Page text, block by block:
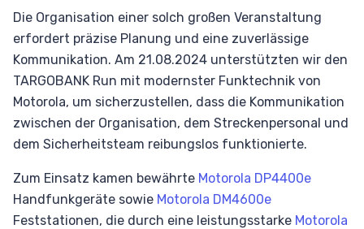
Die Organisation einer solch großen Veranstaltung
erfordert präzise Planung und eine zuverlässige
Kommunikation. Am 21.08.2024 unterstützten wir den
TARGOBANK Run mit modernster Funktechnik von
Motorola, um sicherzustellen, dass die Kommunikation
zwischen der Organisation, dem Streckenpersonal und
dem Sicherheitsteam reibungslos funktionierte.
Zum Einsatz kamen bewährte Motorola DP4400e
Handfunkgeräte sowie Motorola DM4600e
Feststationen, die durch eine leistungsstarke Motorola